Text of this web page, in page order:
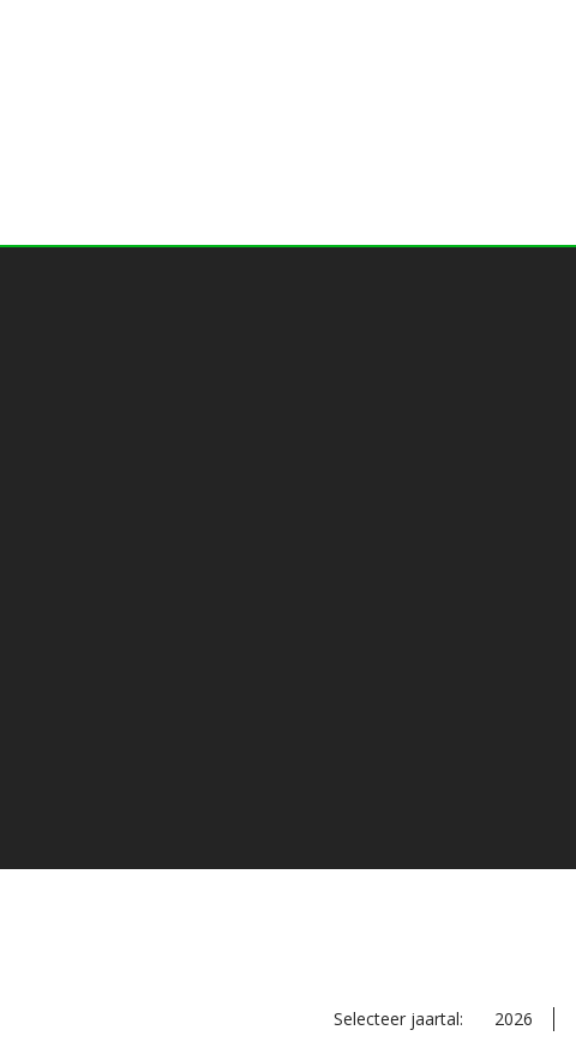
Selecteer jaartal: 2026